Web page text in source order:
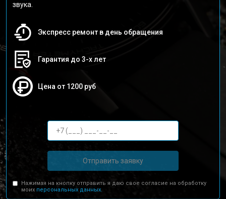
звука.
Экспресс ремонт в день обращения
Гарантия до 3-х лет
Цена от 1200 руб
Отправить заявку
Нажимая на кнопку отправить я даю свое согласие на обработку
моих персональных данных.